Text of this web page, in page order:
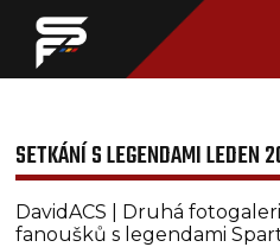
SETKÁNÍ S LEGENDAMI LEDEN
DavidACS | Druhá
fanoušků s legendami